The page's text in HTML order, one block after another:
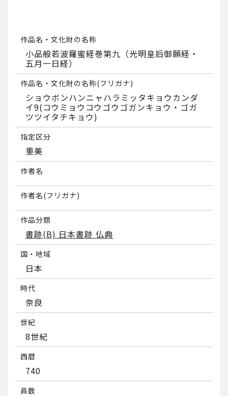
作品名・文化財の名称
小品般若波羅蜜経巻第九（光明皇后御願経・
五月一日経）
作品名・文化財の名称(フリガナ)
ショウボンハンニャハラミッタキョウカンダ
イ9(コウミョウコウゴウゴガンキョウ・ゴガ
ツツイタチキョウ)
指定区分
重美
作者名
作者名(フリガナ)
作品分類
書跡(B) 日本書跡 仏典
国・地域
日本
時代
奈良
世紀
8世紀
西暦
740
員数